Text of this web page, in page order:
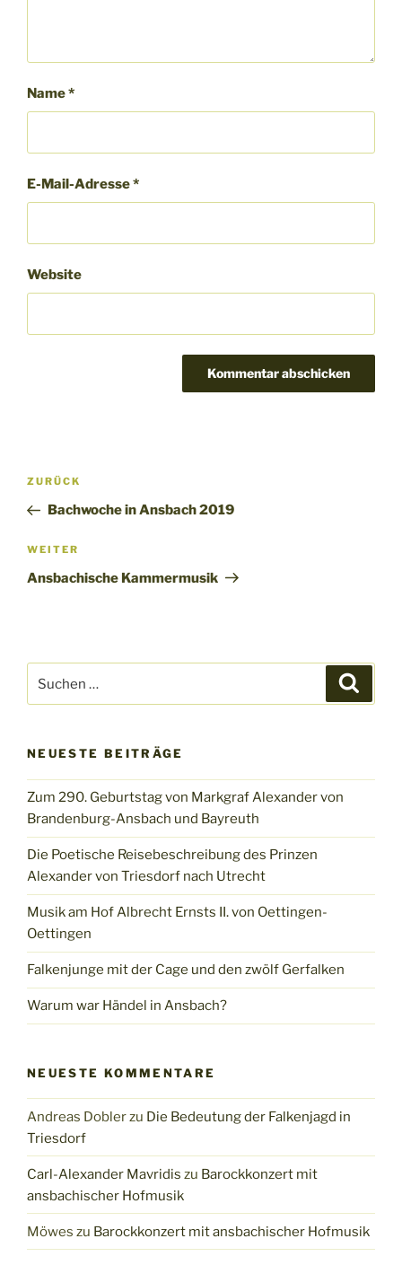
Name*
E-Mail-Adresse*
Website
Beitragsnavigation
Vorheriger
Beitrag
ZURÜCK
Bachwoche in Ansbach 2019
Nächster
Beitrag
WEITER
Ansbachische Kammermusik
nach:
NEUESTE BEITRÄGE
Zum 290. Geburtstag von Markgraf Alexander von
Brandenburg-Ansbach und Bayreuth
Die Poetische Reisebeschreibung des Prinzen
Alexander von Triesdorf nach Utrecht
Musik am Hof Albrecht Ernsts II. von Oettingen-
Oettingen
Falkenjunge mit der Cage und den zwölf Gerfalken
Warum war Händel in Ansbach?
NEUESTE KOMMENTARE
Andreas Doblerzu Die Bedeutung der Falkenjagd in
Triesdorf
Carl-Alexander Mavridis zu Barockkonzert mit
ansbachischer Hofmusik
Möwes zu Barockkonzert mit ansbachischer Hofmusik